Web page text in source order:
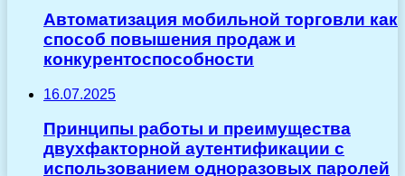
Автоматизация мобильной торговли как
способ повышения продаж и
конкурентоспособности
16.07.2025
Принципы работы и преимущества
двухфакторной аутентификации с
использованием одноразовых паролей